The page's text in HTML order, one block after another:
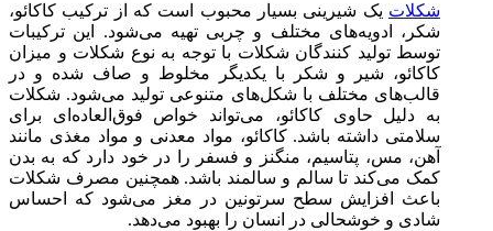
شکلات یک شیرینی بسیار محبوب است که از ترکیب کاکائو،
شکر، ادویه‌های مختلف و چربی تهیه می‌شود. این ترکیبات
توسط تولید کنندگان شکلات با توجه به نوع شکلات و میزان
کاکائو، شیر و شکر با یکدیگر مخلوط و صاف شده و در
قالب‌های مختلف با شکل‌های متنوعی تولید می‌شود. شکلات
به دلیل حاوی کاکائو، می‌تواند خواص فوق‌العاده‌ای برای
سلامتی داشته باشد. کاکائو، مواد معدنی و مواد مغذی مانند
آهن، مس، پتاسیم، منگنز و فسفر را در خود دارد که به بدن
کمک می‌کند تا سالم و سالمند باشد. همچنین مصرف شکلات
باعث افزایش سطح سرتونین در مغز می‌شود که احساس
شادی و خوشحالی در انسان را بهبود می‌دهد.